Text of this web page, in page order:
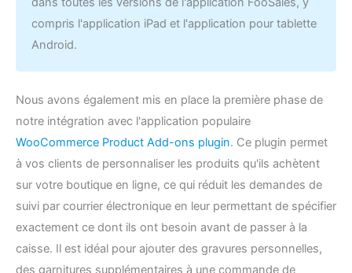
compris l'application iPad et l'application pour tablette
Android.
Nous avons également mis en place la première phase de
notre intégration avec l'application populaire
WooCommerce Product Add-ons plugin. Ce plugin permet
à vos clients de personnaliser les produits qu'ils achètent
sur votre boutique en ligne, ce qui réduit les demandes de
suivi par courrier électronique en leur permettant de spécifier
exactement ce dont ils ont besoin avant de passer à la
caisse. Il est idéal pour ajouter des gravures personnelles,
des garnitures supplémentaires à une commande de